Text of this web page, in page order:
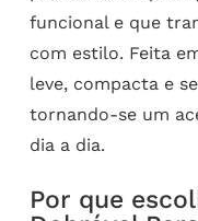
funcional e que
com estilo. Feita
leve, compacta e
tornando-se um
dia a dia.
Por que